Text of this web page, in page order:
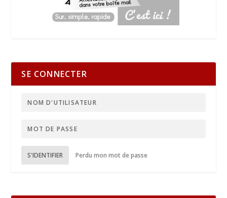
SE CONNECTER
S'IDENTIFIER Perdu mon mot de passe